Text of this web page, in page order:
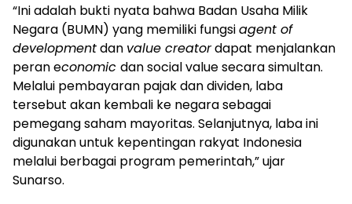
“Ini adalah bukti nyata bahwa Badan Usaha Milik
Negara (BUMN) yang memiliki fungsiagent of
developmentdan value creatordapat menjalankan
peran economic dan social value secara simultan.
Melalui pembayaran pajak dan dividen, laba
tersebut akan kembali ke negara sebagai
pemegang saham mayoritas. Selanjutnya, laba ini
digunakan untuk kepentingan rakyat Indonesia
melalui berbagai program pemerintah,” ujar
Sunarso.